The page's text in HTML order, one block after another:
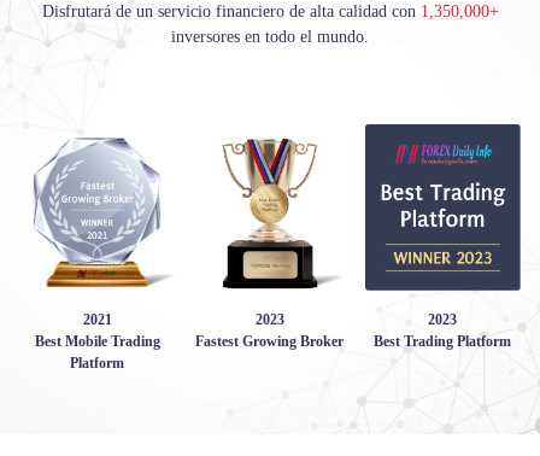
Disfrutará de un servicio financiero de alta calidad con 1,350,000+
inversores en todo el mundo.
2021
Best Mobile Trading
Platform
2023
Fastest Growing Broker
2023
Best Trading Platform